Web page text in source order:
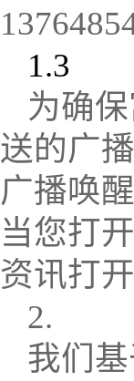
为确
送的广
广播唤
当您打
资讯打
我们